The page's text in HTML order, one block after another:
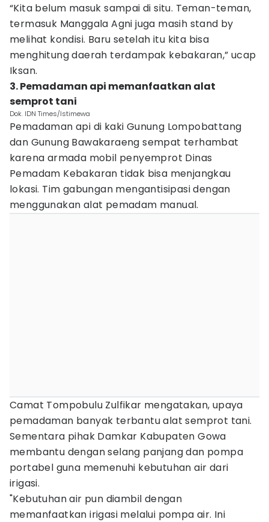
“Kita belum masuk sampai di situ. Teman-teman,
termasuk Manggala Agni juga masih stand by
melihat kondisi. Baru setelah itu kita bisa
menghitung daerah terdampak kebakaran,” ucap
Iksan.
3. Pemadaman api memanfaatkan alat
semprot tani
Dok. IDN Times/Istimewa
Pemadaman api di kaki Gunung Lompobattang
dan Gunung Bawakaraeng sempat terhambat
karena armada mobil penyemprot Dinas
Pemadam Kebakaran tidak bisa menjangkau
lokasi. Tim gabungan mengantisipasi dengan
menggunakan alat pemadam manual.
Camat Tompobulu Zulfikar mengatakan, upaya
pemadaman banyak terbantu alat semprot tani.
Sementara pihak Damkar Kabupaten Gowa
membantu dengan selang panjang dan pompa
portabel guna memenuhi kebutuhan air dari
irigasi.
"Kebutuhan air pun diambil dengan
memanfaatkan irigasi melalui pompa air. Ini